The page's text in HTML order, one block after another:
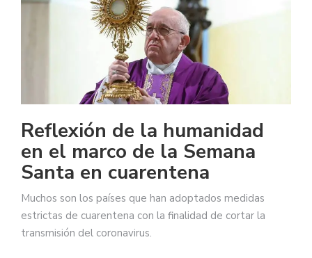
Reflexión de la humanidad
en el marco de la Semana
Santa en cuarentena
Muchos son los países que han adoptados medidas
estrictas de cuarentena con la finalidad de cortar la
transmisión del coronavirus.